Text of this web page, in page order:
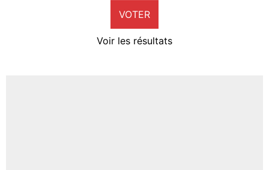
VOTER
Voir les résultats